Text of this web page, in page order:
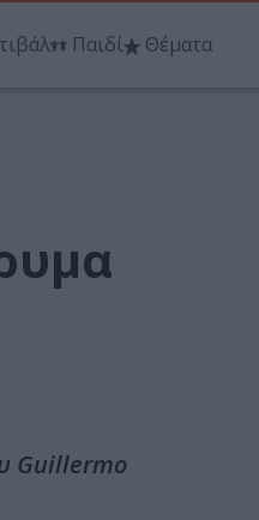
Παιδί Θέματα
Guillermo